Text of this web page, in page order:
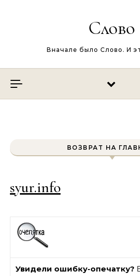
Слово
Вначале было Слово. И
ВОЗВРАТ НА
syur.info
Увидели ошибку-опечатку?